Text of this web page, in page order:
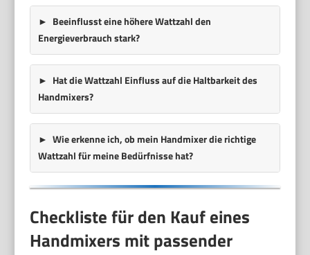
Beeinflusst eine höhere Wattzahl den
Energieverbrauch stark?
Hat die Wattzahl Einfluss auf die Haltbarkeit des
Handmixers?
Wie erkenne ich, ob mein Handmixer die richtige
Wattzahl für meine Bedürfnisse hat?
Checkliste für den Kauf eines
Handmixers mit passender